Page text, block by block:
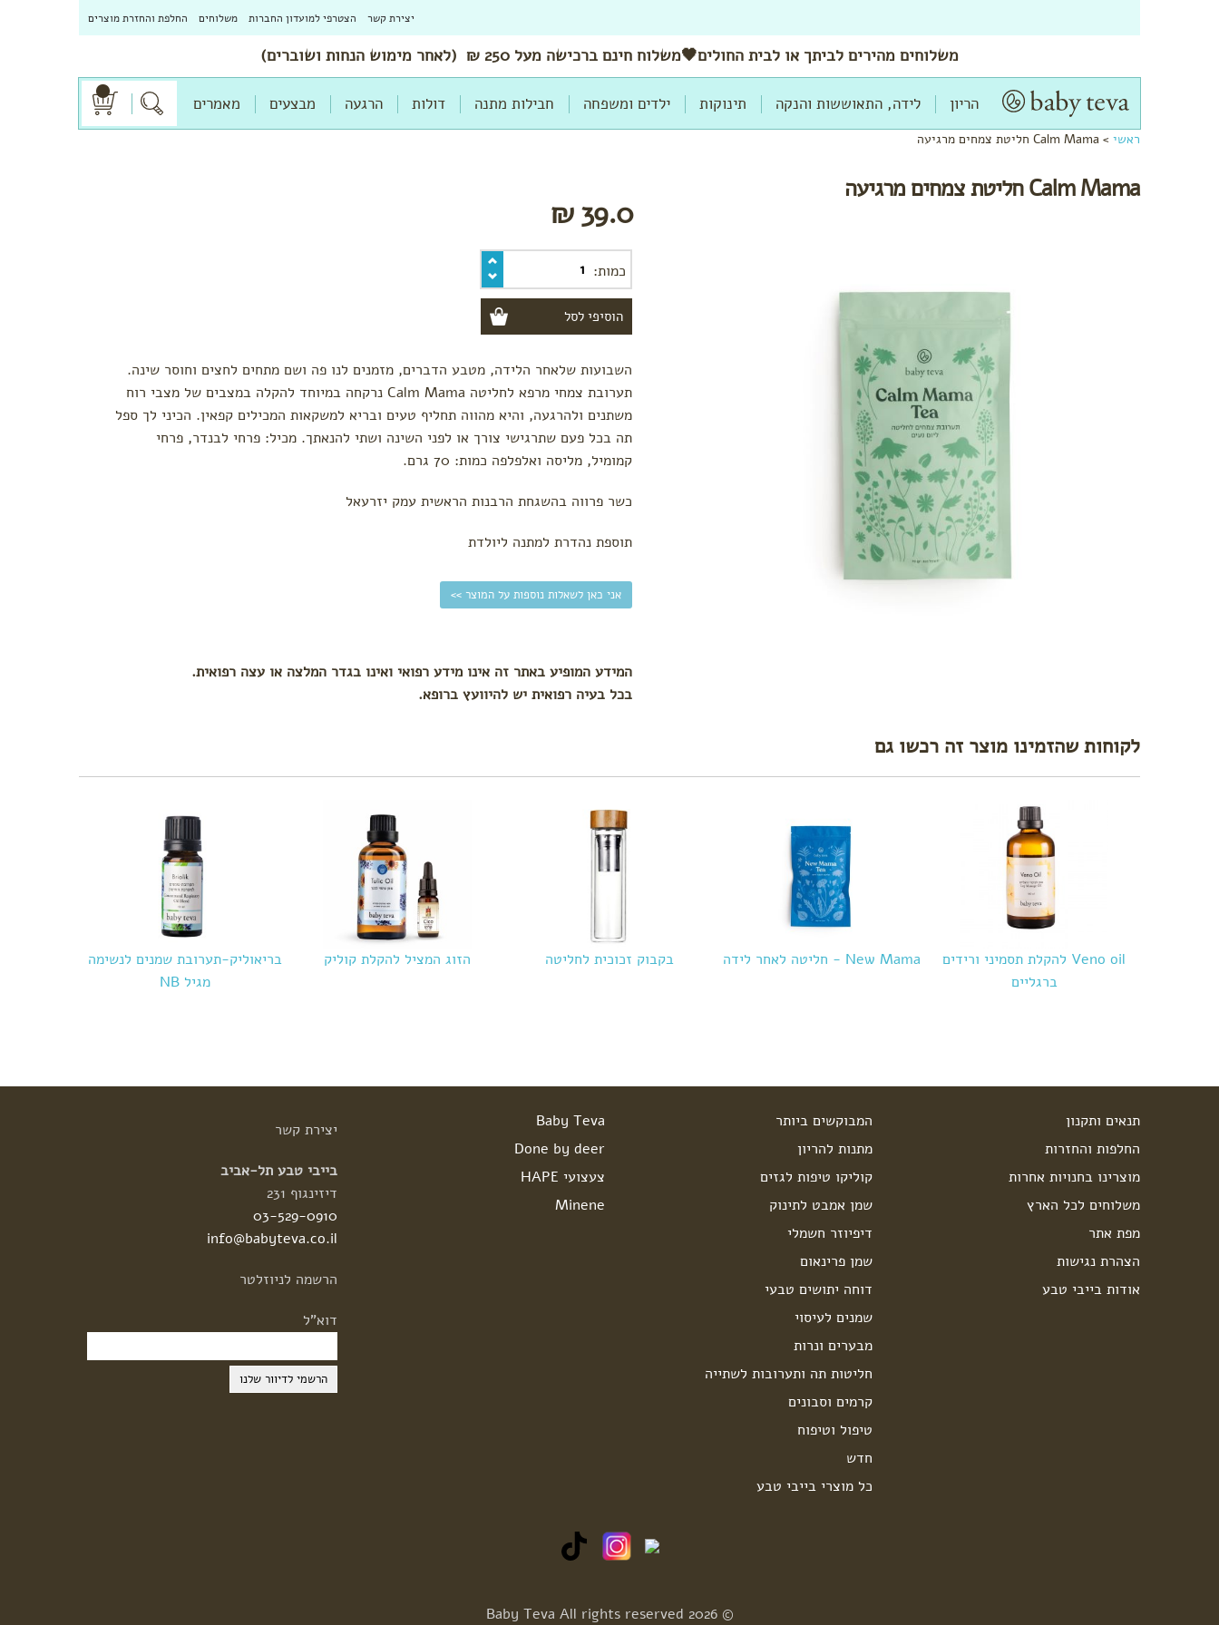
יצירת קשר הצטרפי למועדון החברות משלוחים החלפת והחזרת מוצרים
משלוחים מהירים לביתך או לבית החולים🖤משלוח חינם ברכישה מעל 250 ₪ (לאחר מימוש הנחות ושוברים)
הריון לידה, התאוששות והנקה תינוקות ילדים ומשפחה חבילות מתנה דולות הרגעה מבצעים מאמרים
ראשי > Calm Mama חליטת צמחים מרגיעה
Calm Mama חליטת צמחים מרגיעה
39.0 ₪
כמות:
השבועות שלאחר הלידה, מטבע הדברים, מזמנים לנו פה ושם מתחים לחצים וחוסר שינה.
תערובת צמחי מרפא לחליטה Calm Mama נרקחה במיוחד להקלה במצבים של מצבי רוח
משתנים ולהרגעה, והיא מהווה תחליף טעים ובריא למשקאות המכילים קפאין. הכיני לך ספל
תה בכל פעם שתרגישי צורך או לפני השינה ושתי להנאתך. מכיל: פרחי לבנדר, פרחי
קמומיל, מליסה ואלפלפה כמות: 70 גרם.
כשר פרווה בהשגחת הרבנות הראשית עמק יזרעאל
תוספת נהדרת למתנה ליולדת
אני כאן לשאלות נוספות על המוצר >>
המידע המופיע באתר זה אינו מידע רפואי ואינו בגדר המלצה או עצה רפואית.
בכל בעיה רפואית יש להיוועץ ברופא.
לקוחות שהזמינו מוצר זה רכשו גם
Veno oil להקלת תסמיני ורידים
ברגליים
New Mama - חליטה לאחר לידה בקבוק זכוכית לחליטה הזוג המציל להקלת קוליק
בריאוליק-תערובת שמנים לנשימה
מגיל NB
תנאים ותקנון
החלפות והחזרות
מוצרינו בחנויות אחרות
משלוחים לכל הארץ
מפת אתר
הצהרת נגישות
אודות בייבי טבע
המבוקשים ביותר
מתנות להריון
קוליקו טיפות לגזים
שמן אמבט לתינוק
דיפיוזר חשמלי
שמן פרינאום
דוחה יתושים טבעי
שמנים לעיסוי
מבערים ונרות
חליטות תה ותערובות לשתייה
קרמים וסבונים
טיפול וטיפוח
חדש
כל מוצרי בייבי טבע
Baby Teva
Done by deer
צעצועי HAPE
Minene
יצירתקשר
בייבי טבע תל-אביב
דיזינגוף 231
03-529-0910
info@babyteva.co.il
הרשמה לניוזלטר
דוא"ל
© 2026 Baby Teva All rights reserved